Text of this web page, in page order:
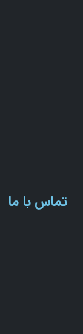
تماس با ما